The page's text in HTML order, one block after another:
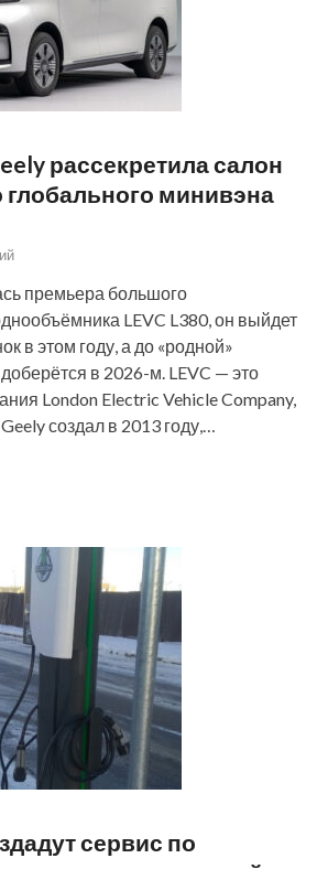
рассекретила салон
минивэна
премьера большого
LEVC L380, он выйдет
в этом году, а до «родной»
в 2026-м. LEVC — это
London Electric Vehicle Company,
создал в 2013 году,…
сервис по